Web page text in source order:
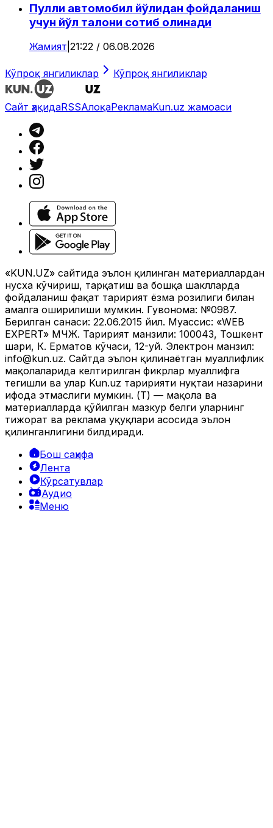
Пулли автомобил йўлидан фойдаланиш
учун йўл талони сотиб олинади
Жамият 21:22 / 06.08.2026
Кўпроқ янгиликлар Кўпроқ янгиликлар
Сайт ҳақидаRSSАлоқаРекламаKun.uz жамоаси
«KUN.UZ» сайтида эълон қилинган материаллардан
нусха кўчириш, тарқатиш ва бошқа шаклларда
фойдаланиш фақат таҳририят ёзма розилиги билан
амалга оширилиши мумкин. Гувоҳнома: №0987.
Берилган санаси: 22.06.2015 йил. Муассис: «WEB
EXPERT» МЧЖ. Таҳририят манзили: 100043, Тошкент
шаҳри, К. Ерматов кўчаси, 12-уй. Электрон манзил:
info@kun.uz. Сайтда эълон қилинаётган муаллифлик
мақолаларида келтирилган фикрлар муаллифга
тегишли ва улар Kun.uz таҳририяти нуқтаи назарини
ифода этмаслиги мумкин. (Т) — мақола ва
материалларда қўйилган мазкур белги уларнинг
тижорат ва реклама ҳуқуқлари асосида эълон
қилинганлигини билдиради.
Бош саҳифа
Лента
Кўрсатувлар
Аудио
Меню